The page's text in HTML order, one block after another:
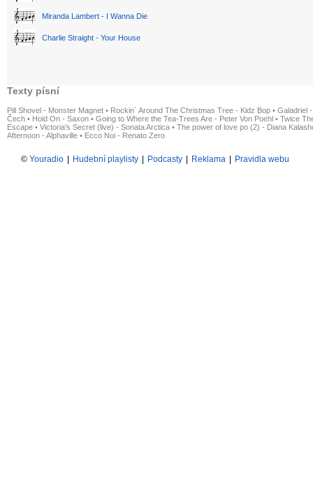
Miranda Lambert - I Wanna Die
Charlie Straight - Your House
Texty písní
Pill Shovel - Monster Magnet • Rockin´ Around The Christmas Tree - Kidz Bop • Galadriel
Čech • Hold On - Saxon • Going to Where the Tea-Trees Are - Peter Von Poehl • Twice
Escape • Victoria's Secret (live) - Sonata Arctica • The power of love po (2) - Diana
Afternoon - Alphaville • Ecco Noi - Renato Zero
© Youradio Hudební playlisty Podcasty Reklama Pravidla webu